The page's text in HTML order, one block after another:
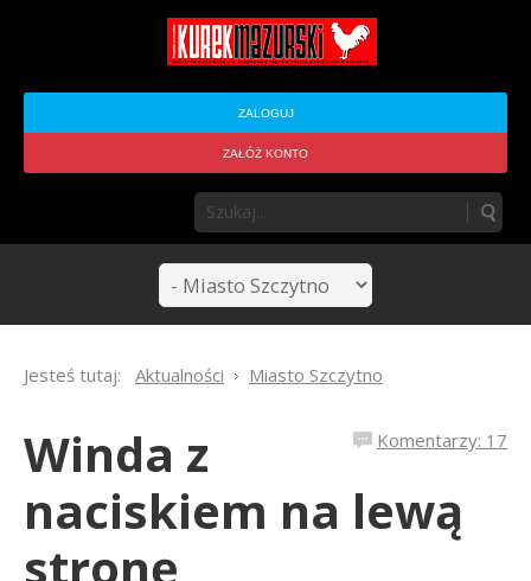
ZALOGUJ
ZAŁÓŻ KONTO
Jesteś tutaj: Aktualności Miasto Szczytno
Komentarzy: 17
Winda z
naciskiem na lewą
stronę